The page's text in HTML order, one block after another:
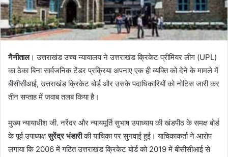
नैनीताल। उत्तराखंड उच्च न्यायालय ने उत्तराखंड क्रिकेट प्रीमियर लीग (UPL)
का ठेका बिना सार्वजनिक टेंडर प्रक्रिया अपनाए एक ही व्यक्ति को देने के मामले में
बीसीसीआई, उत्तराखंड क्रिकेट बोर्ड और उसके पदाधिकारियों को नोटिस जारी कर
तीन सप्ताह में जवाब तलब किया है।
मुख्य न्यायाधीश जी. नरेंदर और न्यायमूर्ति सुभाष उपाध्याय की खंडपीठ के समक्ष बोर्ड
के पूर्व उपाध्यक्षसुरेंद्र भंडारीकी याचिका पर सुनवाई हुई। याचिकाकर्ता ने आरोप
लगाया कि 2006 में गठित उत्तराखंड क्रिकेट बोर्ड को 2019 में बीसीसीआई से